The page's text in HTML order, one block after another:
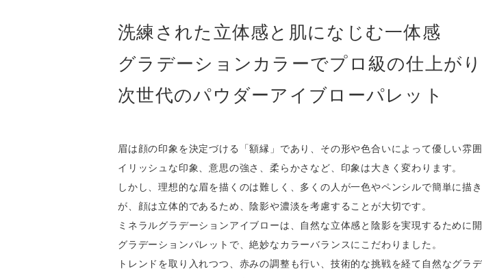
洗練された立体感と肌になじむ一体感
グラデーションカラーでプロ級の仕上がり
次世代のパウダーアイブローパレット
眉は顔の印象を決定づける「額縁」であり、その形や色合いによって優しい雰
イリッシュな印象、意思の強さ、柔らかさなど、印象は大きく変わります。
しかし、理想的な眉を描くのは難しく、多くの人が一色やペンシルで簡単に描
が、顔は立体的であるため、陰影や濃淡を考慮することが大切です。
ミネラルグラデーションアイブローは、自然な立体感と陰影を実現するために
グラデーションパレットで、絶妙なカラーバランスにこだわりました。
トレンドを取り入れつつ、赤みの調整も行い、技術的な挑戦を経て自然なグラ